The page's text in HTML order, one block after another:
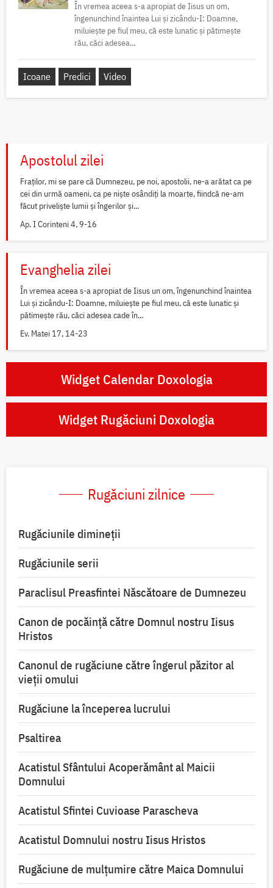
În vremea aceea s-a apropiat de Iisus un om,
îngenunchind înaintea Lui și zicându-I: Doamne,
miluiește pe fiul meu, că este lunatic și pătimește
rău, căci adesea...
Icoane Predici Video
Apostolul zilei
Fraților, mi se pare că Dumnezeu, pe noi, apostolii, ne-a arătat ca pe
cei din urmă oameni, ca pe niște osândiți la moarte, fiindcă ne-am
făcut priveliște lumii și îngerilor și...
Ap. I Corinteni 4, 9-16
Evanghelia zilei
În vremea aceea s-a apropiat de Iisus un om, îngenunchind înaintea
Lui și zicându-I: Doamne, miluiește pe fiul meu, că este lunatic și
pătimește rău, căci adesea cade în...
Ev. Matei 17, 14-23
Widget Calendar Doxologia
Widget Rugăciuni Doxologia
Rugăciuni zilnice
Rugăciunile dimineții
Rugăciunile serii
Paraclisul Preasfintei Născătoare de Dumnezeu
Canon de pocăință către Domnul nostru Iisus
Hristos
Canonul de rugăciune către îngerul păzitor al
vieții omului
Rugăciune la începerea lucrului
Psaltirea
Acatistul Sfântului Acoperământ al Maicii
Domnului
Acatistul Sfintei Cuvioase Parascheva
Acatistul Domnului nostru Iisus Hristos
Rugăciune de mulţumire către Maica Domnului